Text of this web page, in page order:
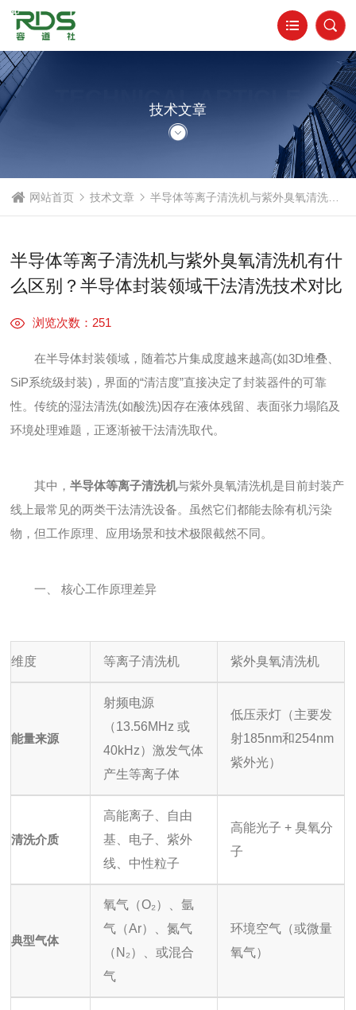
TECHNICAL ARTICLE
技术文章
网站首页 技术文章 半导体等离子清洗机与紫外臭氧清洗机有什么区别？半导体封装领域干法清洗技术对比
半导体等离子清洗机与紫外臭氧清洗机有什
么区别？半导体封装领域干法清洗技术对比
浏览次数：251
在半导体封装领域，随着芯片集成度越来越高(如3D堆叠、
SiP系统级封装)，界面的“清洁度”直接决定了封装器件的可靠
性。传统的湿法清洗(如酸洗)因存在液体残留、表面张力塌陷及
环境处理难题，正逐渐被干法清洗取代。
其中，半导体等离子清洗机与紫外臭氧清洗机是目前封装产
线上最常见的两类干法清洗设备。虽然它们都能去除有机污染
物，但工作原理、应用场景和技术极限截然不同。
一、 核心工作原理差异
维度 等离子清洗机 紫外臭氧清洗机
能量来源
射频电源
（13.56MHz 或
40kHz）激发气体
产生等离子体
低压汞灯（主要发
射185nm和254nm
紫外光）
清洗介质
高能离子、自由
基、电子、紫外
线、中性粒子
高能光子 + 臭氧分
子
典型气体
氧气（O₂）、氩
气（Ar）、氮气
（N₂）、或混合
气
环境空气（或微量
氧气）